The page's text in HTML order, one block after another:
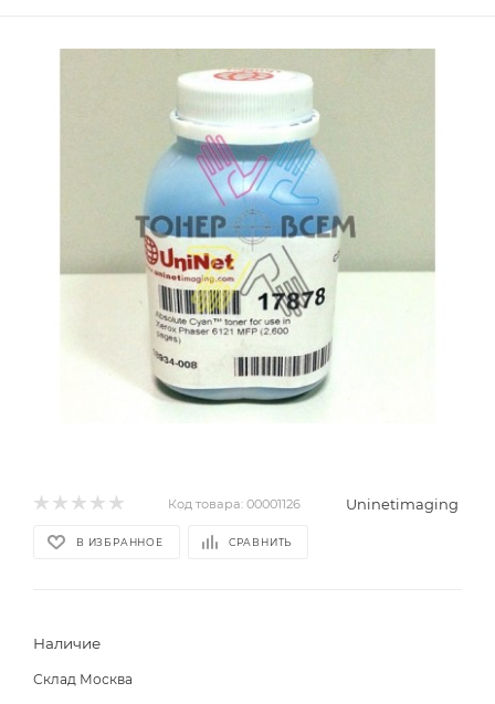
Код товара: 00001126 Uninetimaging
В ИЗБРАННОЕ СРАВНИТЬ
Наличие
Склад Москва